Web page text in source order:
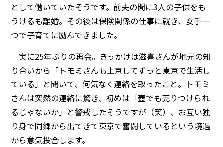
として働いていたそうです。前夫の間に3人の子供をも
うけるも離婚。その後は保険関係の仕事に就き、女手一
つで子育てに励んできました。
実に25年ぶりの再会。きっかけは滋喜さんが地元の知
り合いから「トモミさんも上京してずっと東京で生活し
ている」と聞いて、何気なく連絡を取ったこと。トモミ
さんは突然の連絡に驚き、初めは「壺でも売りつけられ
るじゃないか」と警戒したそうですが（笑）、お互い独
り身で同郷から出てきて東京で奮闘しているという境遇
から意気投合します。